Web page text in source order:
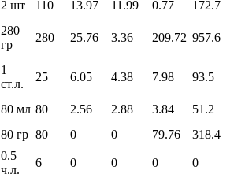
2 шт 110 13.97 11.99 0.77 172.7
280
гр
280 25.76 3.36 209.72 957.6
1
ст.л.
25 6.05 4.38 7.98 93.5
80 мл 80 2.56 2.88 3.84 51.2
80 гр 80 0 0 79.76 318.4
0.5
ч.л.
6 0 0 0 0